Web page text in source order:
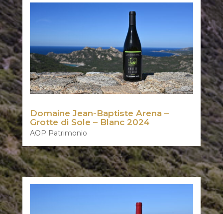
Domaine Jean-Baptiste Arena –
Grotte di Sole – Blanc 2024
AOP Patrimonio